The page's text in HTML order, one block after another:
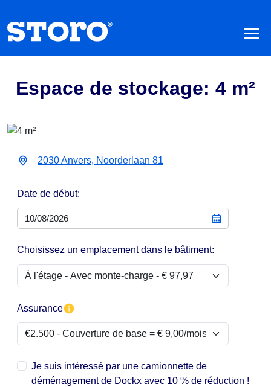
Espace de stockage: 4 m²
2030 Anvers, Noorderlaan 81
Date de début:
Choisissez un emplacement dans le bâtiment:
Assurance
Je suis intéressé par une camionnette de
déménagement de Dockx avec 10 % de réduction !